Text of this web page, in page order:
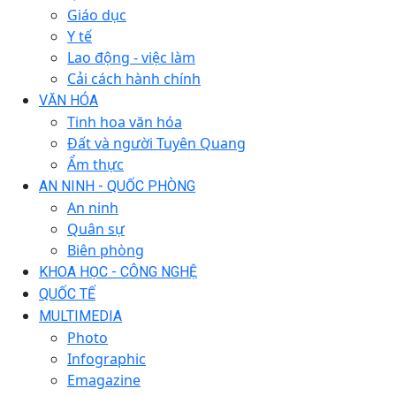
Giáo dục
Y tế
Lao động - việc làm
Cải cách hành chính
VĂN HÓA
Tinh hoa văn hóa
Đất và người Tuyên Quang
Ẩm thực
AN NINH - QUỐC PHÒNG
An ninh
Quân sự
Biên phòng
KHOA HỌC - CÔNG NGHỆ
QUỐC TẾ
MULTIMEDIA
Photo
Infographic
Emagazine